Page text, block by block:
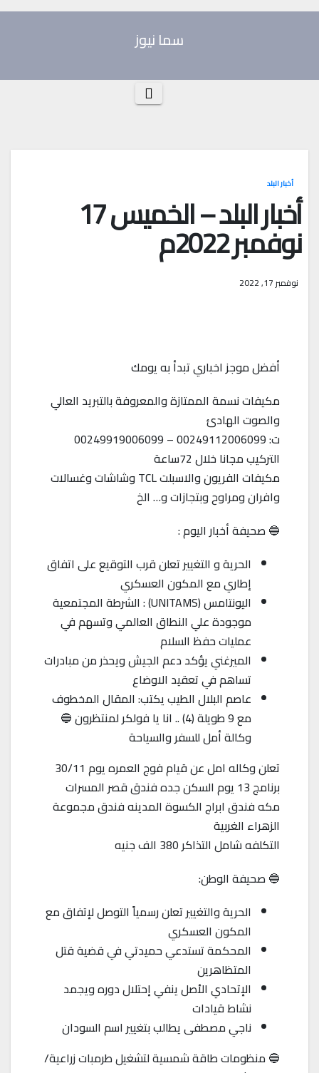
Skip
سما نيوز
أخبار البلد
أخبار البلد – الخميس 17
نوفمبر 2022م
نوفمبر 17, 2022
أفضل موجز اخباري تبدأ به يومك
مكيفات نسمة الممتازة والمعروفة بالتبريد العالي
والصوت الهادئ
ت: 00249112006099 – 00249919006099
التركيب مجانا خلال 72ساعة
مكيفات الفريون والاسبلت TCL وشاشات وغسالات
وافران ومراوح وبتجازات و… الخ
🔵 صحيفة أخبار اليوم :
الحرية و التغيير تعلن قرب التوقيع على اتفاق
إطاري مع المكون العسكري
اليونتامس (UNITAMS) : الشرطة المجتمعية
موجودة علي النطاق العالمي وتسهم في
عمليات حفظ السلام
الميرغني يؤكد دعم الجيش ويحذر من مبادرات
تساهم في تعقيد الاوضاع
عاصم البلال الطيب يكتب: المقال المخطوف
مع 9 طويلة (4) .. انا يا فولكر لمنتظرون 🔵
وكالة أمل للسفر والسياحة
تعلن وكاله امل عن قيام فوج العمره يوم 30/11
برنامج 13 يوم السكن جده فندق قصر المسرات
مكه فندق ابراج الكسوة المدينه فندق مجموعة
الزهراء الغربية
التكلفه شامل التذاكر 380 الف جنيه
🔵 صحيفة الوطن:
الحرية والتغيير تعلن رسمياً التوصل لإتفاق مع
المكون العسكري
المحكمة تستدعي حميدتي في قضية قتل
المتظاهرين
الإتحادي الأصل ينفي إحتلال دوره ويجمد
نشاط قيادات
ناجي مصطفى يطالب بتغيير اسم السودان
🔵 منظومات طاقة شمسية لتشغيل طرمبات زراعية/